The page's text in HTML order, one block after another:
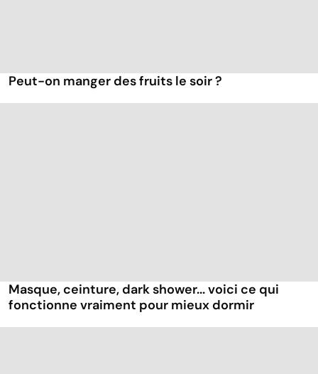
Peut-on manger des fruits le soir ?
Masque, ceinture, dark shower... voici ce qui
fonctionne vraiment pour mieux dormir